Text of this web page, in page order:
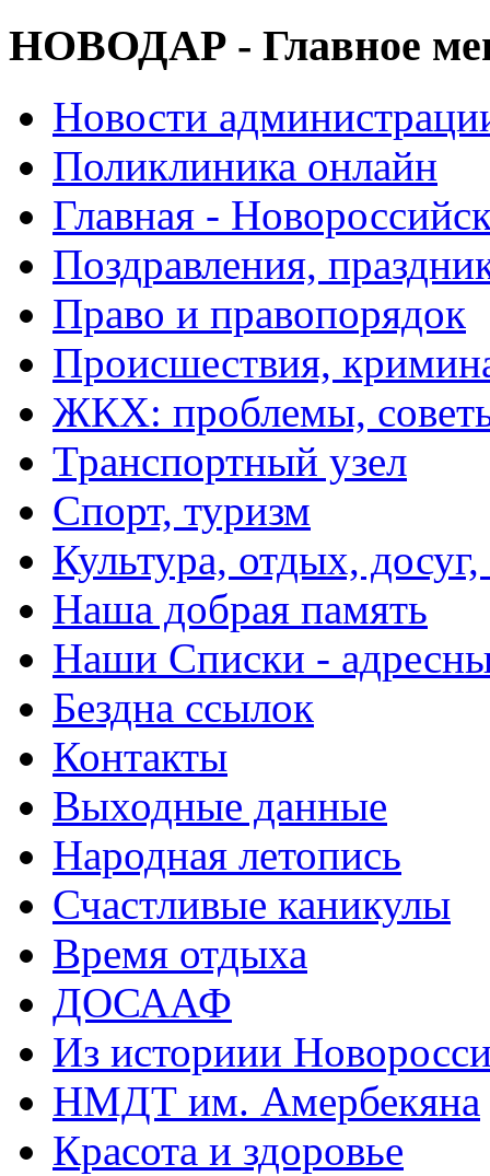
НОВОДАР - Главное
Новости
Поликлиника онлайн
Главная -
Поздравления,
Право и правопорядок
Происшествия,
ЖКХ: проблемы,
Транспортный узел
Спорт, туризм
Культура, отдых,
Наша добрая память
Наши Списки -
Бездна ссылок
Контакты
Выходные данные
Народная летопись
Счастливые каникулы
Время отдыха
ДОСААФ
Из историии
НМДТ им. Амербекяна
Красота и здоровье